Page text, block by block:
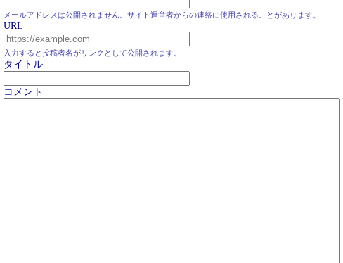
メールアドレスは公開されません。サイト運営者からの連絡に使用されることがあります。
URL
入力すると投稿者名がリンクとして公開されます。
タイトル
コメント